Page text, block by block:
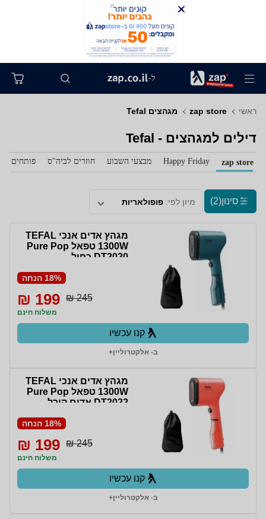
ל-
ראשי zap store מגהצים Tefal
דילים למגהצים - Tefal
zap store
Happy Friday מבצעי השבוע חוזרים לביה"ס פותחים
סינון(2) מיון לפי: פופולאריות
מגהץ אדים אנכי TEFAL
1300W טפאל Pure Pop
DT2020 כחול
18% הנחה
245 ₪
199 ₪
משלוח חינם
קנו עכשיו
ב- אלקטרוליין+
מגהץ אדים אנכי TEFAL
1300W טפאל Pure Pop
DT2022 אדום קורל
18% הנחה
245 ₪
199 ₪
משלוח חינם
קנו עכשיו
ב- אלקטרוליין+